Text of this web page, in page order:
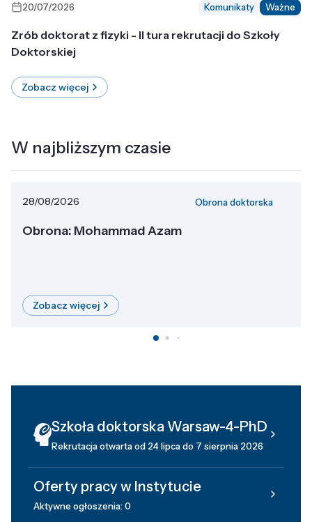
20/07/2026 Komunikaty Ważne
Zrób doktorat z fizyki - II tura rekrutacji do Szkoły
Doktorskiej
Zobacz więcej
W najbliższym czasie
28/08/2026 Obrona doktorska
Obrona: Mohammad Azam
Zobacz więcej
Szkoła doktorska Warsaw-4-PhD
Rekrutacja otwarta od 24 lipca do 7 sierpnia 2026
Oferty pracy w Instytucie
Aktywne ogłoszenia: 0